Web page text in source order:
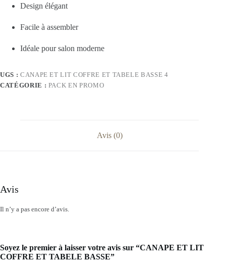
Design élégant
Facile à assembler
Idéale pour salon moderne
UGS : CANAPE ET LIT COFFRE ET TABELE BASSE 4
CATÉGORIE : PACK EN PROMO
Avis (0)
Avis
Il n’y a pas encore d’avis.
Soyez le premier à laisser votre avis sur “CANAPE ET LIT
COFFRE ET TABELE BASSE”